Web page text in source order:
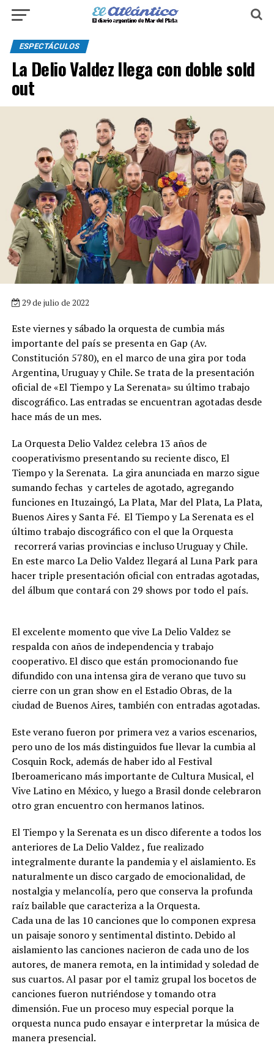
ESPECTÁCULOS
La Delio Valdez llega con doble sold
out
29 de julio de 2022
Este viernes y sábado la orquesta de cumbia más
importante del país se presenta en Gap (Av.
Constitución 5780), en el marco de una gira por toda
Argentina, Uruguay y Chile. Se trata de la presentación
oficial de «El Tiempo y La Serenata» su último trabajo
discográfico. Las entradas se encuentran agotadas desde
hace más de un mes.
La Orquesta Delio Valdez celebra 13 años de
cooperativismo presentando su reciente disco, El
Tiempo y la Serenata. La gira anunciada en marzo sigue
sumando fechas y carteles de agotado, agregando
funciones en Ituzaingó, La Plata, Mar del Plata, La Plata,
Buenos Aires y Santa Fé. El Tiempo y La Serenata es el
último trabajo discográfico con el que la Orquesta
recorrerá varias provincias e incluso Uruguay y Chile.
En este marco La Delio Valdez llegará al Luna Park para
hacer triple presentación oficial con entradas agotadas,
del álbum que contará con 29 shows por todo el país.
El excelente momento que vive La Delio Valdez se
respalda con años de independencia y trabajo
cooperativo. El disco que están promocionando fue
difundido con una intensa gira de verano que tuvo su
cierre con un gran show en el Estadio Obras, de la
ciudad de Buenos Aires, también con entradas agotadas.
Este verano fueron por primera vez a varios escenarios,
pero uno de los más distinguidos fue llevar la cumbia al
Cosquin Rock, además de haber ido al Festival
Iberoamericano más importante de Cultura Musical, el
Vive Latino en México, y luego a Brasil donde celebraron
otro gran encuentro con hermanos latinos.
El Tiempo y la Serenata es un disco diferente a todos los
anteriores de La Delio Valdez , fue realizado
integralmente durante la pandemia y el aislamiento. Es
naturalmente un disco cargado de emocionalidad, de
nostalgia y melancolía, pero que conserva la profunda
raíz bailable que caracteriza a la Orquesta.
Cada una de las 10 canciones que lo componen expresa
un paisaje sonoro y sentimental distinto. Debido al
aislamiento las canciones nacieron de cada uno de los
autores, de manera remota, en la intimidad y soledad de
sus cuartos. Al pasar por el tamiz grupal los bocetos de
canciones fueron nutriéndose y tomando otra
dimensión. Fue un proceso muy especial porque la
orquesta nunca pudo ensayar e interpretar la música de
manera presencial.